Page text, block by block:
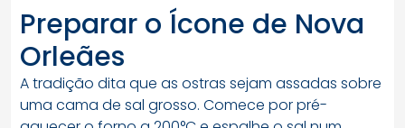
Preparar o Ícone de Nova
Orleães
A tradição dita que as ostras sejam assadas sobre
uma cama de sal grosso. Comece por pré-